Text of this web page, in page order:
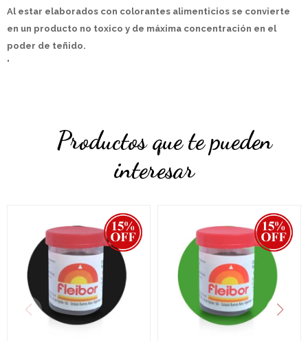
Al estar elaborados con colorantes alimenticios se convierte
en un producto no toxico y de máxima concentración en el
poder de teñido.
"
Productos que te pueden
interesar